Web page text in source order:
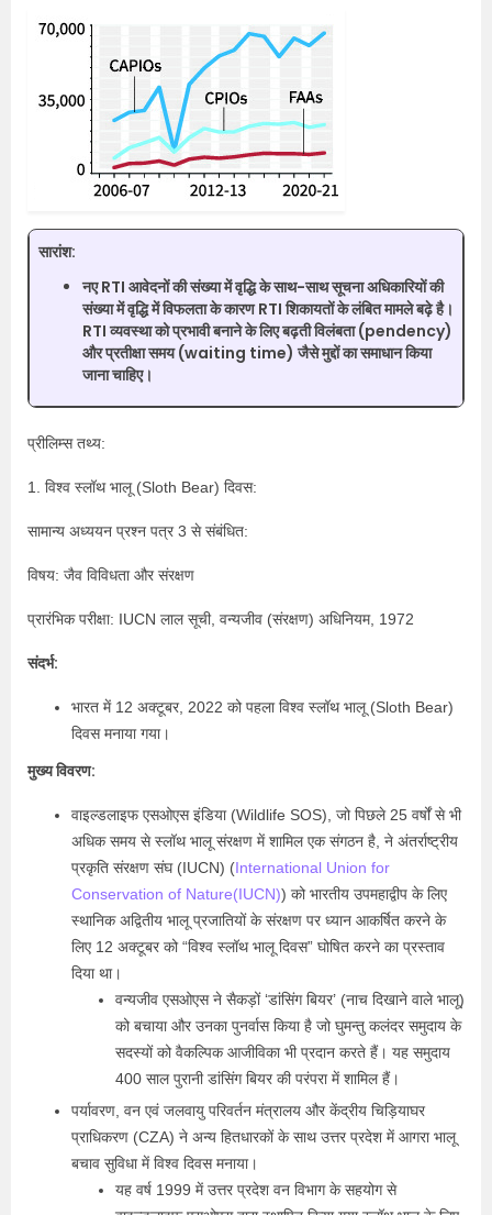
सारांश:
नए RTI आवेदनों की संख्या में वृद्धि के साथ-साथ सूचना अधिकारियों की
संख्या में वृद्धि में विफलता के कारण RTI शिकायतों के लंबित मामले बढ़े है।
RTI व्यवस्था को प्रभावी बनाने के लिए बढ़ती विलंबता (pendency)
और प्रतीक्षा समय (waiting time) जैसे मुद्दों का समाधान किया
जाना चाहिए।
प्रीलिम्स तथ्य:
1. विश्व स्लॉथ भालू (Sloth Bear) दिवस:
सामान्य अध्ययन प्रश्न पत्र 3 से संबंधित:
विषय: जैव विविधता और संरक्षण
प्रारंभिक परीक्षा: IUCN लाल सूची, वन्यजीव (संरक्षण) अधिनियम, 1972
संदर्भ:
भारत में 12 अक्टूबर, 2022 को पहला विश्व स्लॉथ भालू (Sloth Bear)
दिवस मनाया गया।
मुख्य विवरण:
वाइल्डलाइफ एसओएस इंडिया (Wildlife SOS), जो पिछले 25 वर्षों से भी
अधिक समय से स्लॉथ भालू संरक्षण में शामिल एक संगठन है, ने अंतर्राष्ट्रीय
प्रकृति संरक्षण संघ (IUCN) (International Union for
Conservation of Nature(IUCN)) को भारतीय उपमहाद्वीप के लिए
स्थानिक अद्वितीय भालू प्रजातियों के संरक्षण पर ध्यान आकर्षित करने के
लिए 12 अक्टूबर को “विश्व स्लॉथ भालू दिवस” घोषित करने का प्रस्ताव
दिया था।
वन्यजीव एसओएस ने सैकड़ों ‘डांसिंग बियर’ (नाच दिखाने वाले भालू)
को बचाया और उनका पुनर्वास किया है जो घुमन्तु कलंदर समुदाय के
सदस्यों को वैकल्पिक आजीविका भी प्रदान करते हैं। यह समुदाय
400 साल पुरानी डांसिंग बियर की परंपरा में शामिल हैं।
पर्यावरण, वन एवं जलवायु परिवर्तन मंत्रालय और केंद्रीय चिड़ियाघर
प्राधिकरण (CZA) ने अन्य हितधारकों के साथ उत्तर प्रदेश में आगरा भालू
बचाव सुविधा में विश्व दिवस मनाया।
यह वर्ष 1999 में उत्तर प्रदेश वन विभाग के सहयोग से